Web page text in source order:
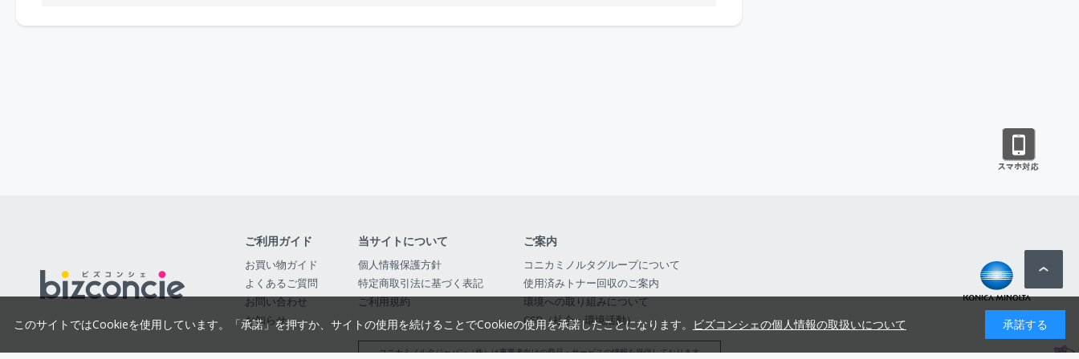
ご利用ガイド
お買い物ガイド
よくあるご質問
お問い合わせ
お知らせ
当サイトについて
個人情報保護方針
特定商取引法に基づく表記
ご利用規約
ご案内
コニカミノルタグループについて
使用済みトナー回収のご案内
環境への取り組みについて
CSR（社会・環境活動）
コニカミノルタジャパン（株）は事業者向けの商品・サービスの情報を提供しております
このサイトではCookieを使用しています。「承諾」を押すか、サイトの使用を続けることでCookieの使用を承諾したことになります。 ビズコンシェの個人情報の取扱いについて 承諾する